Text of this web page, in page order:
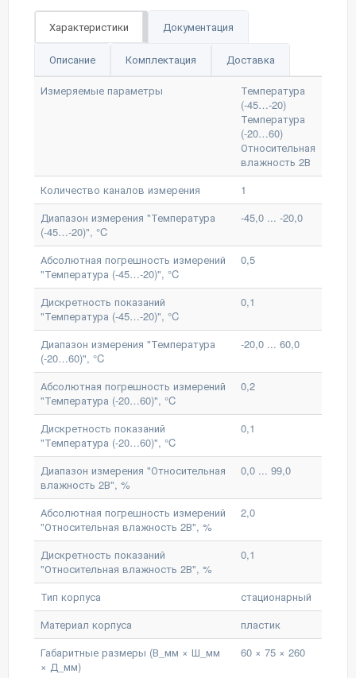
Характеристики Документация
Описание Комплектация Доставка
Измеряемые параметры
Температура
(-45…-20)
Температура
(-20…60)
Относительная
влажность 2В
Количество каналов измерения
1
Диапазон измерения "Температура
(-45…-20)", °C
-45,0 ... -20,0
Абсолютная погрешность измерений
"Температура (-45…-20)", °C
0,5
Дискретность показаний
"Температура (-45…-20)", °C
0,1
Диапазон измерения "Температура
(-20…60)", °C
-20,0 ... 60,0
Абсолютная погрешность измерений
"Температура (-20…60)", °C
0,2
Дискретность показаний
"Температура (-20…60)", °C
0,1
Диапазон измерения "Относительная
влажность 2В", %
0,0 ... 99,0
Абсолютная погрешность измерений
"Относительная влажность 2В", %
2,0
Дискретность показаний
"Относительная влажность 2В", %
0,1
Тип корпуса
стационарный
Материал корпуса
пластик
Габаритные размеры (В_мм × Ш_мм
× Д_мм)
60 × 75 × 260